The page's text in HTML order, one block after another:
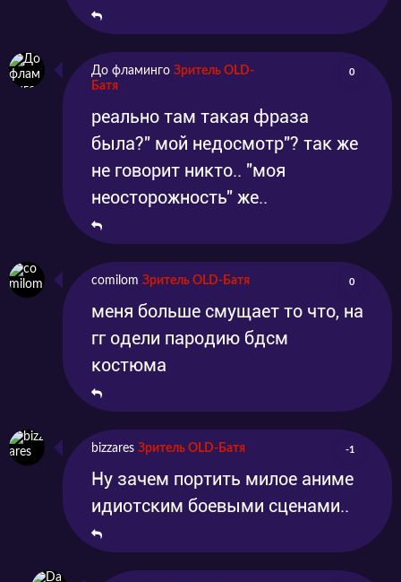
До фламинго Зритель OLD-
Батя
0
реально там такая фраза
была?" мой недосмотр"? так же
не говорит никто.. "моя
неосторожность" же..
comilom Зритель OLD-Батя 0
меня больше смущает то что, на
гг одели пародию бдсм
костюма
bizzares Зритель OLD-Батя -1
Ну зачем портить милое аниме
идиотским боевыми сценами..